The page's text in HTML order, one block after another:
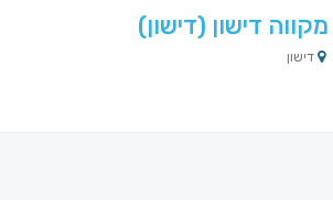
מקווה דישון (דישון)
דישון